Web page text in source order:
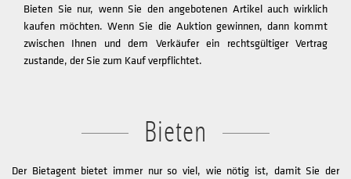
Bieten Sie nur, wenn Sie den angebotenen Artikel auch wirklich
kaufen möchten. Wenn Sie die Auktion gewinnen, dann kommt
zwischen Ihnen und dem Verkäufer ein rechtsgültiger Vertrag
zustande, der Sie zum Kauf verpflichtet.
Bieten
Der Bietagent bietet immer nur so viel, wie nötig ist, damit Sie der